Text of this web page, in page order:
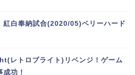
紅白奉納試合(2020/05)ベリーハード
レトロブライト)リベンジ！ゲーム
功！